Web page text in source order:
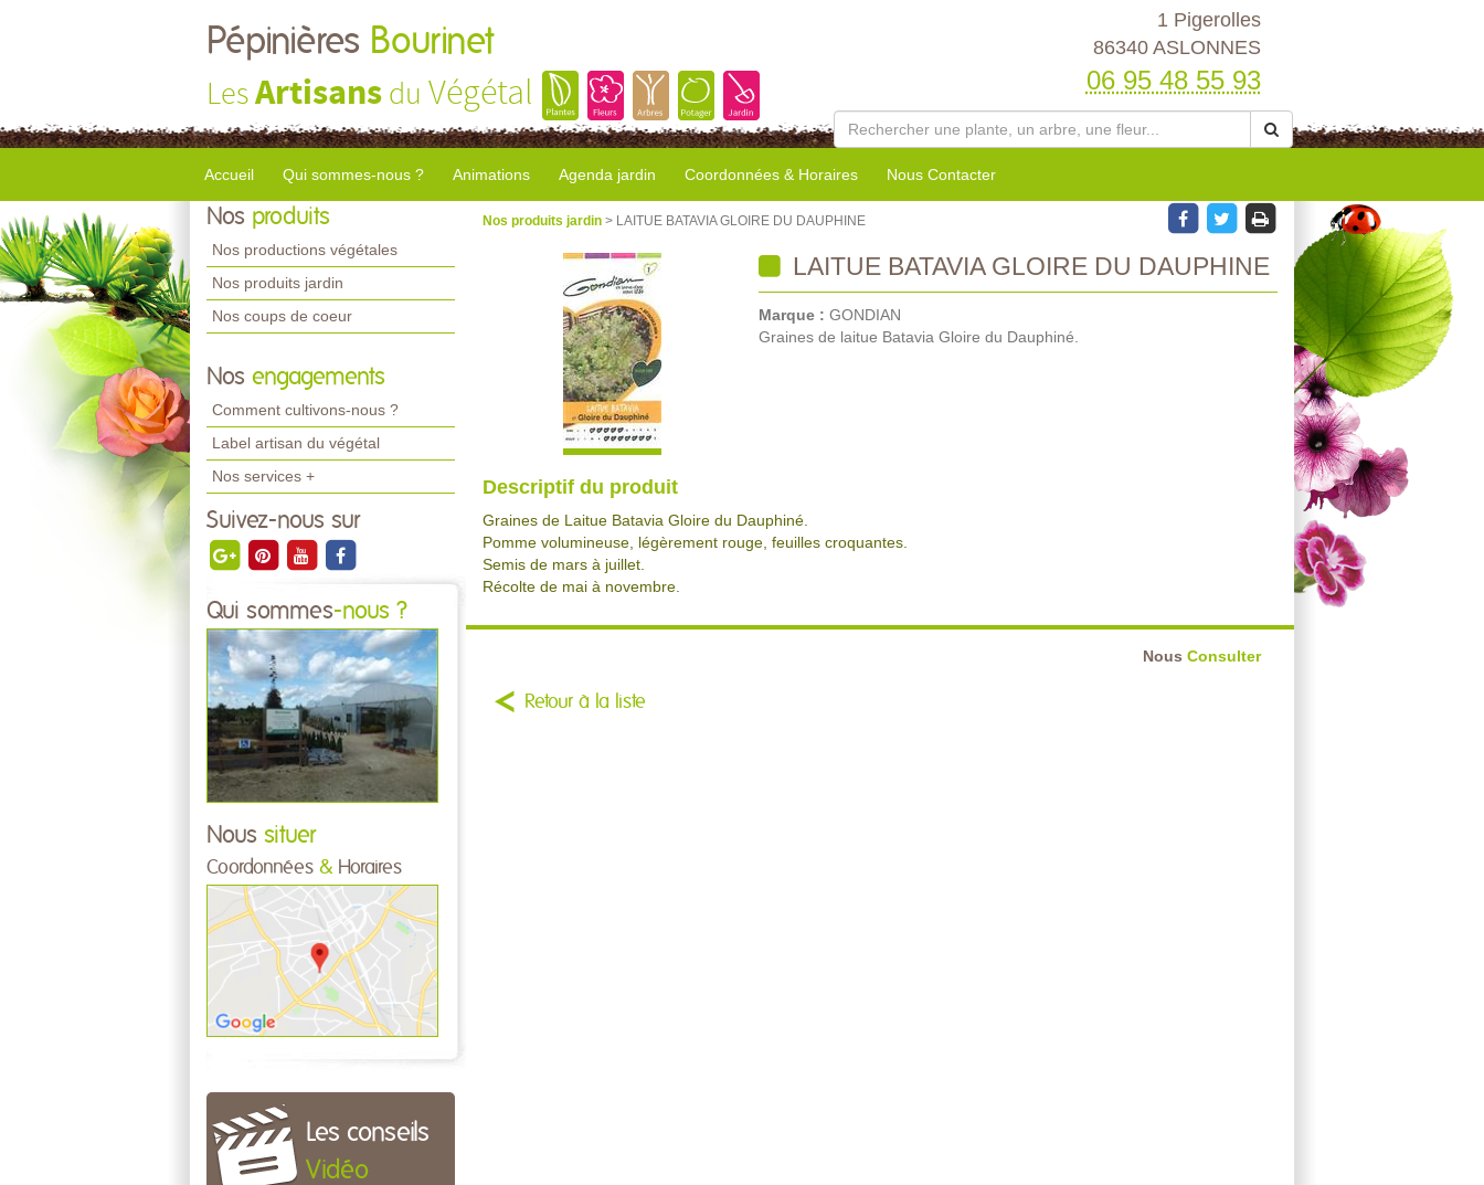
Pépinières Bourinet
LesArtisans du Végétal
1 Pigerolles
86340 ASLONNES
06 95 48 55 93
Accueil Qui sommes-nous ? Animations Agenda jardin Coordonnées & Horaires Nous Contacter
Nos produits
Nos productions végétales
Nos produits jardin
Nos coups de coeur
Nos engagements
Comment cultivons-nous ?
Label artisan du végétal
Nos services +
Suivez-nous sur
Qui sommes-nous ?
Nous situer
Coordonnées & Horaires
Les conseils
Vidéo
Nos produits jardin > LAITUE BATAVIA GLOIRE DU DAUPHINE
LAITUE BATAVIA GLOIRE DU DAUPHINE
Marque : GONDIAN
Graines de laitue Batavia Gloire du Dauphiné.
Descriptif du produit
Graines de Laitue Batavia Gloire du Dauphiné.
Pomme volumineuse, légèrement rouge, feuilles croquantes.
Semis de mars à juillet.
Récolte de mai à novembre.
Nous Consulter
Retour à la liste